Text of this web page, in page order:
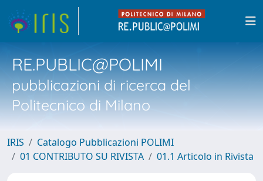
RE.PUBLIC@POLIMI
pubblicazioni di ricerca del
Politecnico di Milano
IRIS
Catalogo Pubblicazioni POLIMI
01 CONTRIBUTO SU RIVISTA
01.1 Articolo in Rivista